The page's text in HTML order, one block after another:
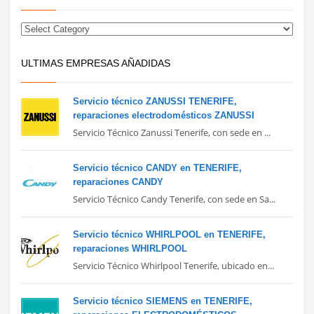
ULTIMAS EMPRESAS AÑADIDAS
Servicio técnico ZANUSSI TENERIFE,
reparaciones electrodomésticos ZANUSSI
Servicio Técnico Zanussi Tenerife, con sede en ...
Servicio técnico CANDY en TENERIFE,
reparaciones CANDY
Servicio Técnico Candy Tenerife, con sede en Sa...
Servicio técnico WHIRLPOOL en TENERIFE,
reparaciones WHIRLPOOL
Servicio Técnico Whirlpool Tenerife, ubicado en...
Servicio técnico SIEMENS en TENERIFE,